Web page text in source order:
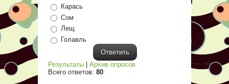
Карась
Сом
Лещ
Голавль
Результаты | Архив опросов
Всего ответов: 80